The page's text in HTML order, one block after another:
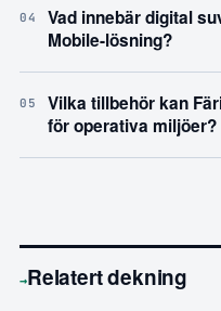
04
Vad innebär digital
Mobile-lösning?
05
Vilka tillbehör kan
för operativa miljöer?
→Relatert dekning